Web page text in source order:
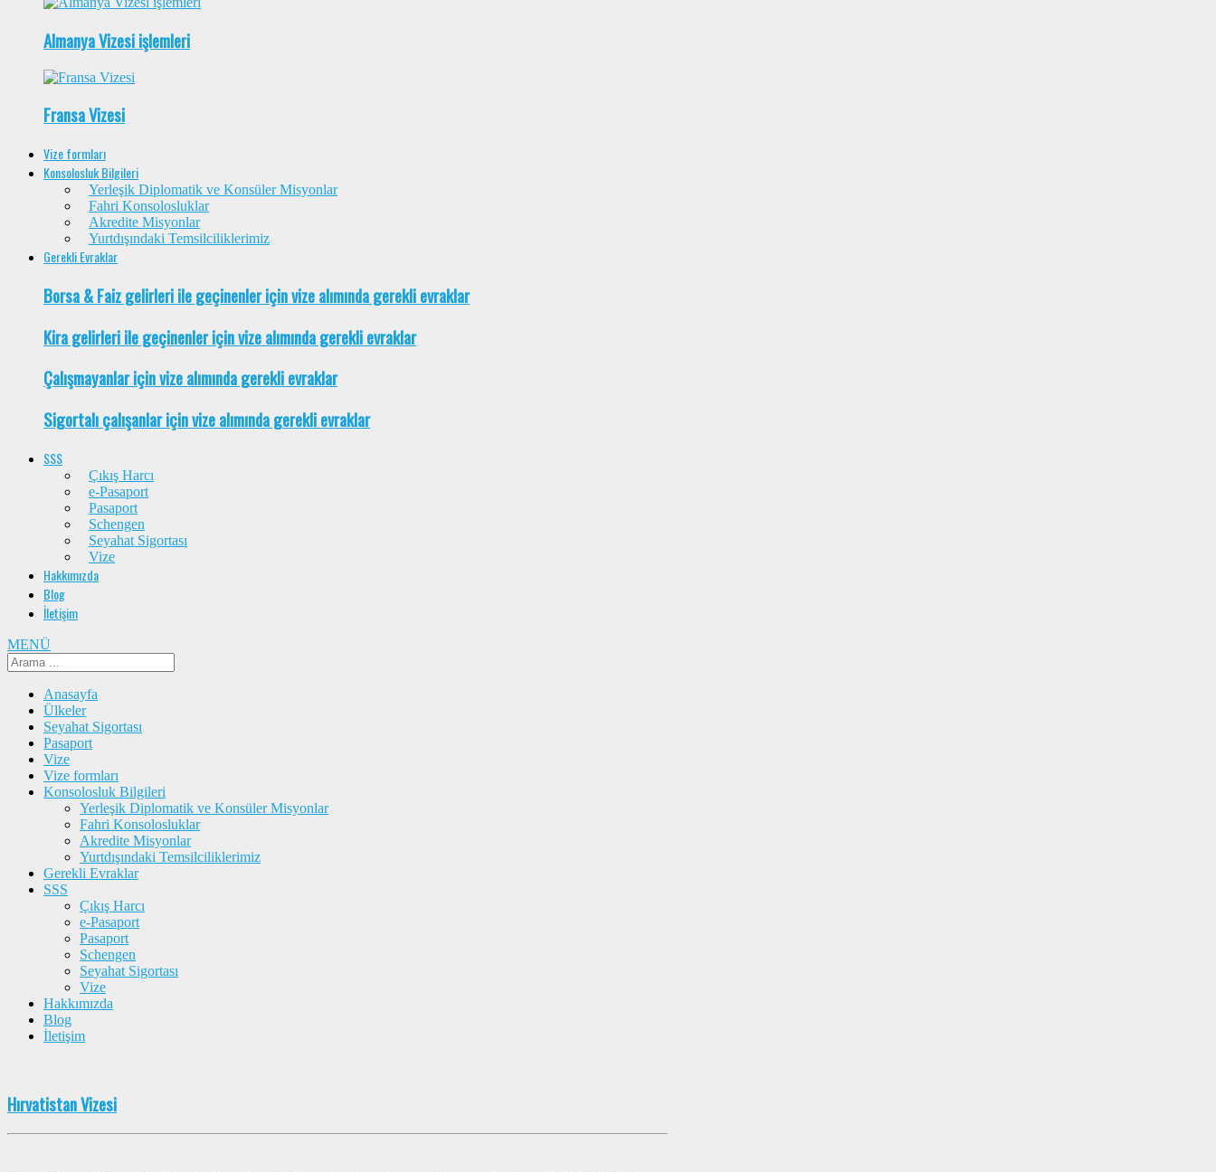
Almanya Vizesi işlemleri
Fransa Vizesi
Vize formları
Konsolosluk Bilgileri
Yerleşik Diplomatik ve Konsüler Misyonlar
Fahri Konsolosluklar
Akredite Misyonlar
Yurtdışındaki Temsilciliklerimiz
Gerekli Evraklar
Borsa & Faiz gelirleri ile geçinenler için vize alımında gerekli evraklar
Kira gelirleri ile geçinenler için vize alımında gerekli evraklar
Çalışmayanlar için vize alımında gerekli evraklar
Sigortalı çalışanlar için vize alımında gerekli evraklar
SSS
Çıkış Harcı
e-Pasaport
Pasaport
Schengen
Seyahat Sigortası
Vize
Hakkımızda
Blog
İletişim
MENÜ
Anasayfa
Ülkeler
Seyahat Sigortası
Pasaport
Vize
Vize formları
Konsolosluk Bilgileri
Yerleşik Diplomatik ve Konsüler Misyonlar
Fahri Konsolosluklar
Akredite Misyonlar
Yurtdışındaki Temsilciliklerimiz
Gerekli Evraklar
SSS
Çıkış Harcı
e-Pasaport
Pasaport
Schengen
Seyahat Sigortası
Vize
Hakkımızda
Blog
İletişim
Hırvatistan Vizesi